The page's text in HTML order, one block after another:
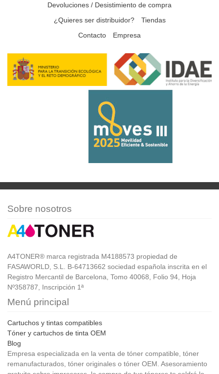
Devoluciones / Desistimiento de compra
¿Quieres ser distribuidor?
Tiendas
Contacto
Empresa
Sobre nosotros
A4TONER® marca registrada M4188573 propiedad de
FASAWORLD, S.L. B-64713662 sociedad española inscrita en el
Registro Mercantil de Barcelona, Tomo 40068, Folio 94, Hoja
Nº358787, Inscripción 1ª
Menú principal
Cartuchos y tintas compatibles
Tóner y cartuchos de tinta OEM
Blog
Empresa especializada en la venta de tóner compatible, tóner
remanufacturados, tóner originales o tóner OEM. Asesoramiento